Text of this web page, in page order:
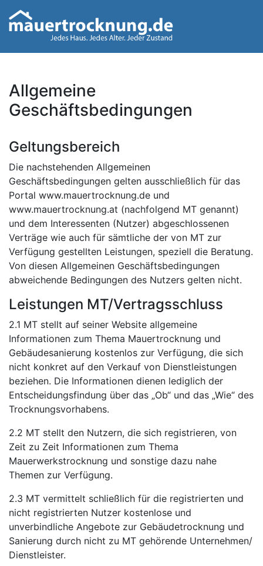
Allgemeine
Geschäftsbedingungen
Geltungsbereich
Die nachstehenden Allgemeinen
Geschäftsbedingungen gelten ausschließlich für das
Portal www.mauertrocknung.de und
www.mauertrocknung.at (nachfolgend MT genannt)
und dem Interessenten (Nutzer) abgeschlossenen
Verträge wie auch für sämtliche der von MT zur
Verfügung gestellten Leistungen, speziell die Beratung.
Von diesen Allgemeinen Geschäftsbedingungen
abweichende Bedingungen des Nutzers gelten nicht.
Leistungen MT/Vertragsschluss
2.1 MT stellt auf seiner Website allgemeine
Informationen zum Thema Mauertrocknung und
Gebäudesanierung kostenlos zur Verfügung, die sich
nicht konkret auf den Verkauf von Dienstleistungen
beziehen. Die Informationen dienen lediglich der
Entscheidungsfindung über das „Ob“ und das „Wie“ des
Trocknungsvorhabens.
2.2 MT stellt den Nutzern, die sich registrieren, von
Zeit zu Zeit Informationen zum Thema
Mauerwerkstrocknung und sonstige dazu nahe
Themen zur Verfügung.
2.3 MT vermittelt schließlich für die registrierten und
nicht registrierten Nutzer kostenlose und
unverbindliche Angebote zur Gebäudetrocknung und
Sanierung durch nicht zu MT gehörende Unternehmen/
Dienstleister.